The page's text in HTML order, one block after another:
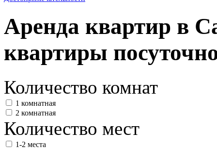
Аренда квартир в
квартиры
Количество комнат
1 комнатная
2 комнатная
Количество мест
1-2 места